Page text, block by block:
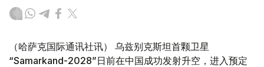
（哈萨克国际通讯社讯） 乌兹别克斯坦首颗卫星
“Samarkand-2028”日前在中国成功发射升空，进入预定